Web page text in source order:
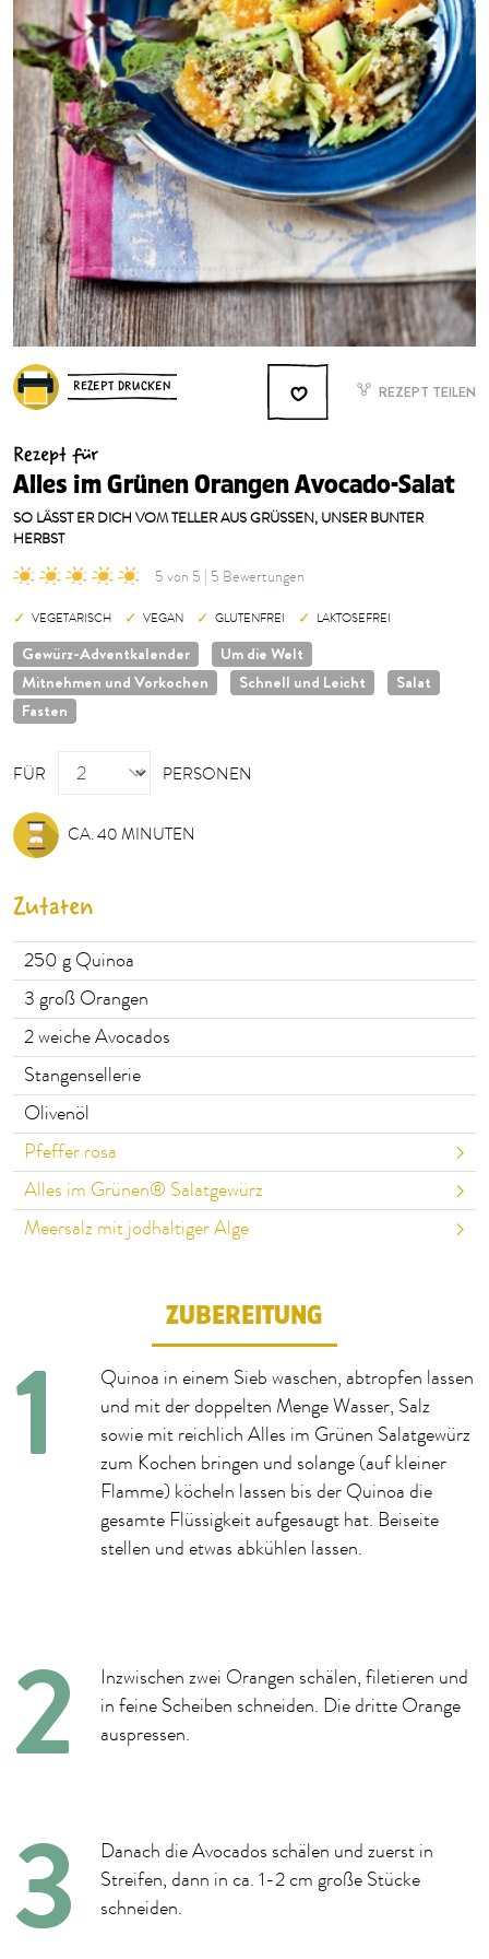
REZEPT DRUCKEN REZEPT TEILEN
Rezept für
Alles im Grünen Orangen Avocado-Salat
SO LÄSST ER DICH VOM TELLER AUS GRÜSSEN, UNSER BUNTER H
ERBST
5 von 5 | 5 Bewertungen
VEGETARISCH VEGAN GLUTENFREI LAKTOSEFREI
Gewürz-Adventkalender
Um die Welt
Mitnehmen und Vorkochen
Schnell und Leicht
Salat
Fasten
FÜR
PERSONEN
PERSONEN
CA. 40 MINUTEN
Zutaten
250 g Quinoa
3 groß Orangen
2weiche Avocados
Stangensellerie
Olivenöl
Pfeffer rosa
Alles im Grünen® Salatgewürz
Meersalz mit jodhaltiger Alge
ZUBEREITUNG
Quinoa in einem Sieb waschen, abtropfen lassen
und mit der doppelten Menge Wasser, Salz
sowie mit reichlich Alles im Grünen Salatgewürz
zum Kochen bringen und solange (auf kleiner
Flamme) köcheln lassen bis der Quinoa die
gesamte Flüssigkeit aufgesaugt hat. Beiseite
stellen und etwas abkühlen lassen.
Inzwischen zwei Orangen schälen, filetieren und
in feine Scheiben schneiden. Die dritte Orange
auspressen.
Danach die Avocados schälen und zuerst in
Streifen, dann in ca. 1-2 cm große Stücke
schneiden.